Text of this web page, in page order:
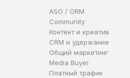
ASO / ORM
Community
Контент и креатив
CRM и удержание
Общий маркетинг
Media Buyer
Платный трафик